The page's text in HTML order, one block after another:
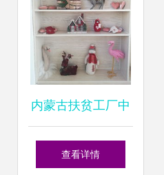
内蒙古扶贫工厂中
的“地球梦”手工艺
查看详情